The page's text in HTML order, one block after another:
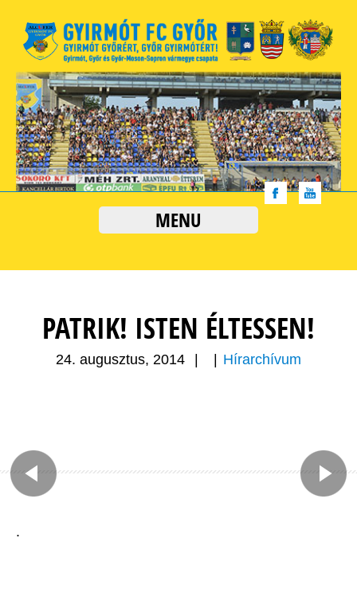
MENU
PATRIK! ISTEN ÉLTESSEN!
24. augusztus, 2014 Hírarchívum
.